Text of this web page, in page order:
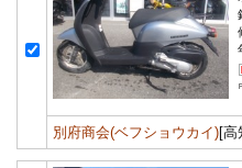
別府商会(ベフショウカイ)[高